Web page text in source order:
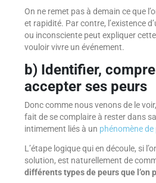
On ne remet pas à demain ce que
et rapidité. Par contre, l’existence
ou inconsciente peut expliquer
vouloir vivre un événement.
b) Identifier,
accepter ses peurs
Donc comme nous venons de le
fait de se complaire à rester dans
intimement liés à un phénomène de
L’étape logique qui en découle, si
solution, est naturellement de
différents types de peurs que l’on